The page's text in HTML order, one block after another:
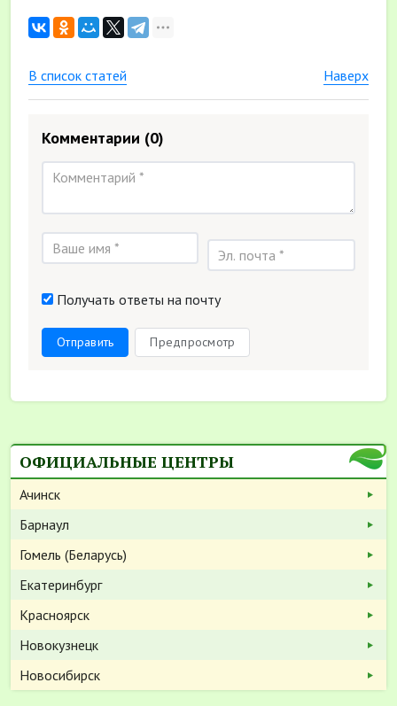
В список статей Наверх
Комментарии (0)
Получать ответы на почту
Отправить Предпросмотр
ОФИЦИАЛЬНЫЕ ЦЕНТРЫ
Ачинск
Барнаул
Гомель (Беларусь)
Екатеринбург
Красноярск
Новокузнецк
Новосибирск